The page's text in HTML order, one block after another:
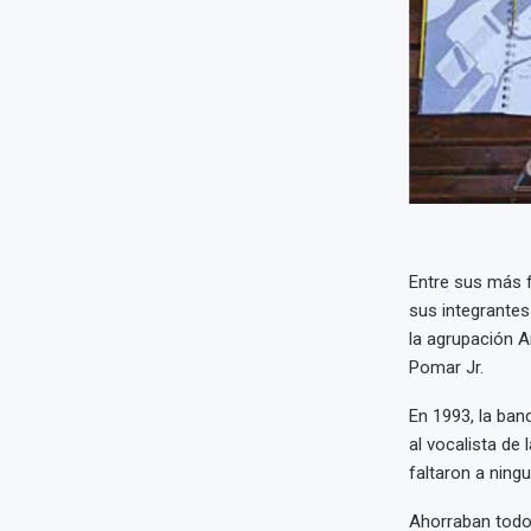
Entre sus más
sus
la agrupación
Pomar Jr.
En 1993, la
al vocalista de
faltaron a
Ahorraban